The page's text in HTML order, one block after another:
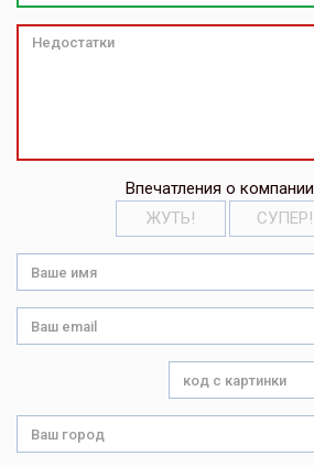
Впечатления о компании
ЖУТЬ!
СУПЕР!